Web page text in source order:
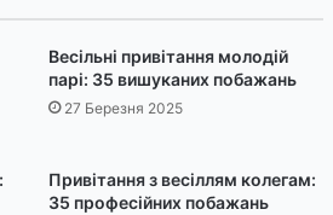
Весільні привітання молодій
парі: 35 вишуканих побажань
27 Березня 2025
Привітання з весіллям колегам:
35 професійних побажань